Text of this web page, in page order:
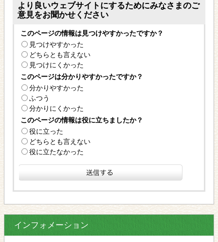
より良いウェブサイトにするためにみなさまのご
意見をお聞かせください
このページの情報は見つけやすかったですか？
見つけやすかった
どちらとも言えない
見つけにくかった
このページは分かりやすかったですか？
分かりやすかった
ふつう
分かりにくかった
このページの情報は役に立ちましたか？
役に立った
どちらとも言えない
役に立たなかった
インフォメーション